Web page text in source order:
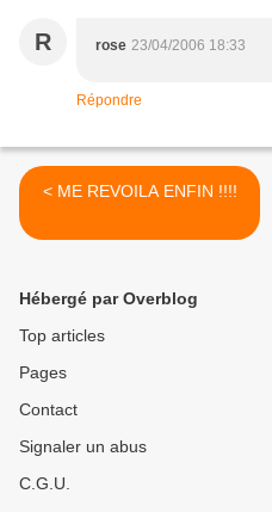
R rose 23/04/2006 18:33
Répondre
< ME REVOILA ENFIN !!!!
Hébergé par Overblog
Top articles
Pages
Contact
Signaler un abus
C.G.U.